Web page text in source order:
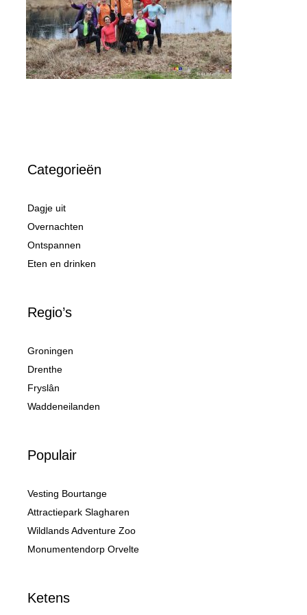
Categorieën
Dagje uit
Overnachten
Ontspannen
Eten en drinken
Regio’s
Groningen
Drenthe
Fryslân
Waddeneilanden
Populair
Vesting Bourtange
Attractiepark Slagharen
Wildlands Adventure Zoo
Monumentendorp Orvelte
Ketens